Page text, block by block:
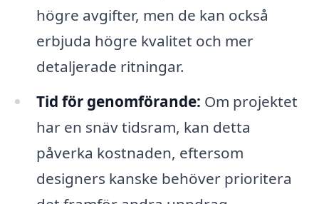
högre avgifter, men de kan också
erbjuda högre kvalitet och mer
detaljerade ritningar.
Tid för genomförande: Om projektet
har en snäv tidsram, kan detta
påverka kostnaden, eftersom
designers kanske behöver prioritera